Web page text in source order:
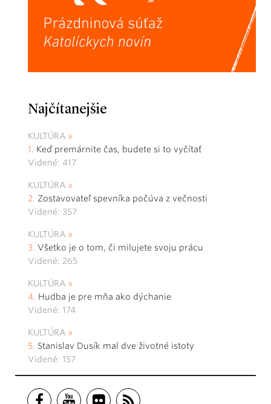
Najčítanejšie
KULTÚRA
Keď premárnite čas, budete si to vyčítať
Videné: 417
KULTÚRA
Zostavovateľ spevníka počúva z večnosti
Videné: 357
KULTÚRA
Všetko je o tom, či milujete svoju prácu
Videné: 265
KULTÚRA
Hudba je pre mňa ako dýchanie
Videné: 174
KULTÚRA
Stanislav Dusík mal dve životné istoty
Videné: 157